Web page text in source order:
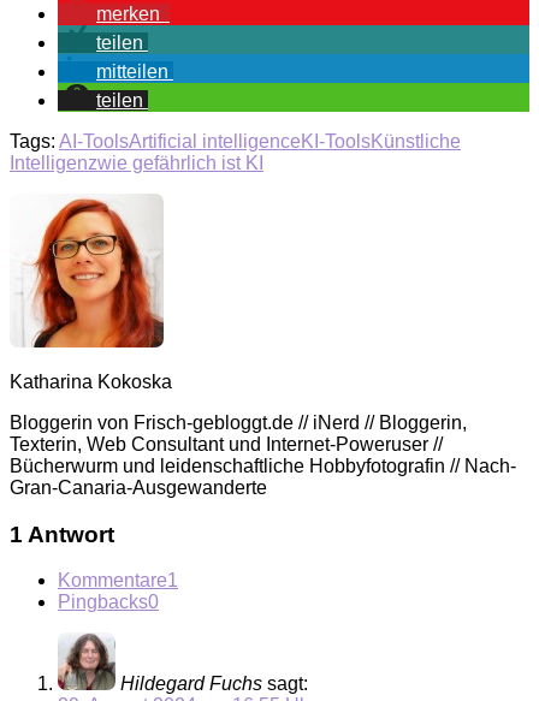
merken
teilen
mitteilen
teilen
Tags: AI-ToolsArtificial intelligence KI-ToolsKünstliche
Intelligenzwie gefährlich ist KI
Katharina Kokoska
Bloggerin von Frisch-gebloggt.de // iNerd // Bloggerin,
Texterin, Web Consultant und Internet-Poweruser //
Bücherwurm und leidenschaftliche Hobbyfotografin // Nach-
Gran-Canaria-Ausgewanderte
1 Antwort
Kommentare1
Pingbacks0
Hildegard Fuchs sagt: